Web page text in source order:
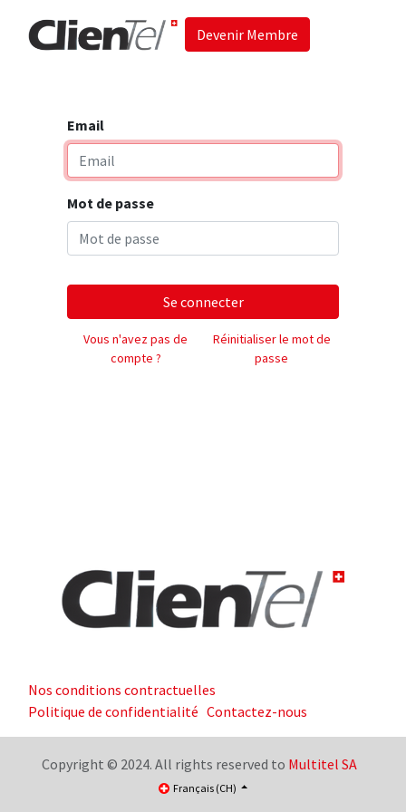
Devenir Membre
Email
Mot de passe
Se connecter
Vous n'avez pas de
compte ?
Réinitialiser le mot de
passe
Nos conditions contractuelles
Politique de confidentialité Contactez-nous
Copyright © 2024. All rights reserved to Multitel SA
Français (CH)